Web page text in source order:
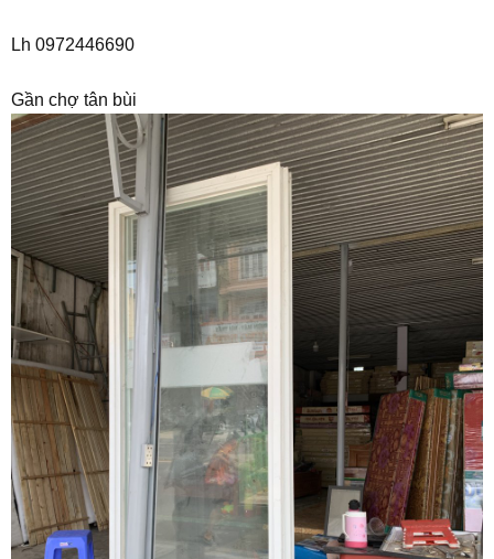
Lh 0972446690
Gần chợ tân bùi